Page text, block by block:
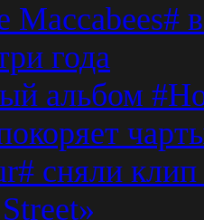
Maccabees#
года
альбом
сняли клип